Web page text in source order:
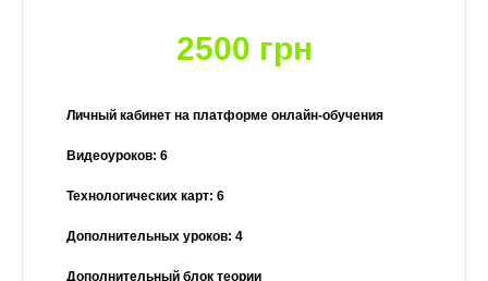
2500 грн
Личный кабинет на платформе онлайн-обучения
Видеоуроков: 6
Технологических карт: 6
Дополнительных уроков: 4
Дополнительный блок теории